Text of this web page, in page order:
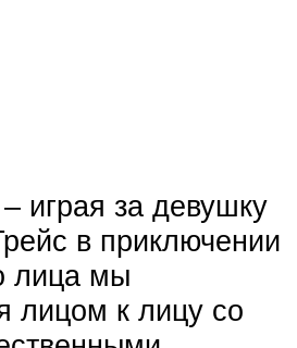
– играя за девушку
в приключении
лица мы
лицом к лицу со